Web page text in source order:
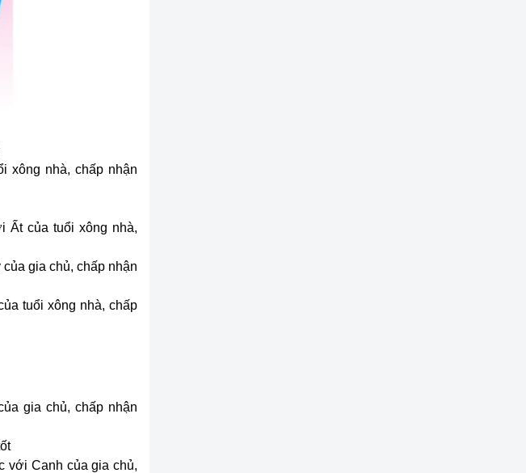
xông nhà, chấp nhận
Ất của tuổi xông nhà,
gia chủ, chấp nhận
tuổi xông nhà, chấp
gia chủ, chấp nhận
với Canh của gia chủ,